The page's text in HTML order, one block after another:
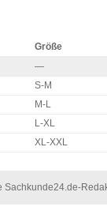
Größe
—
S-M
M-L
L-XL
XL-XXL